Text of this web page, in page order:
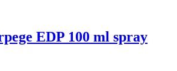
EDP 100 ml spray